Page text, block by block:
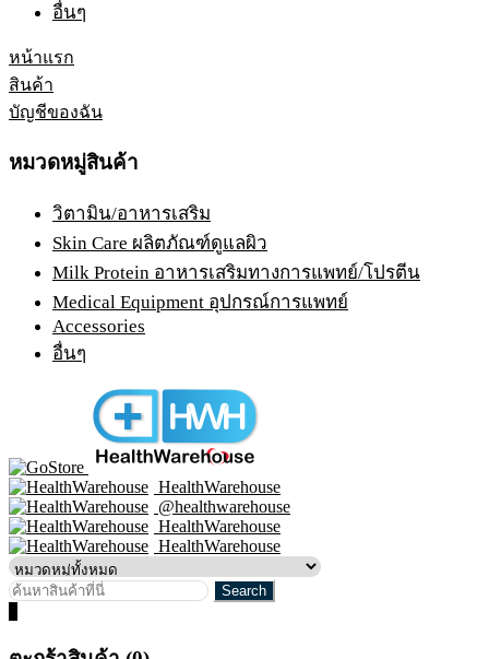
อื่นๆ
หน้าแรก
สินค้า
บัญชีของฉัน
หมวดหมู่สินค้า
วิตามิน/อาหารเสริม
Skin Care ผลิตภัณฑ์ดูแลผิว
Milk Protein อาหารเสริมทางการแพทย์/โปรตีน
Medical Equipment อุปกรณ์การแพทย์
Accessories
อื่นๆ
HealthWarehouse
@healthwarehouse
HealthWarehouse
HealthWarehouse